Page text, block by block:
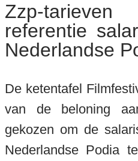
Zzp-
referentie
Nederlandse
De ketentafel
van de beloning
gekozen om de
Nederlandse Podia